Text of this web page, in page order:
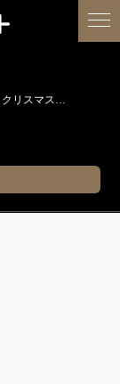
deco+（デコプラス）はプリザーブドフラワーから造花、クリスマス装飾、イルミネーションに至るまで扱う広島のディスプレイ専門ショップです。